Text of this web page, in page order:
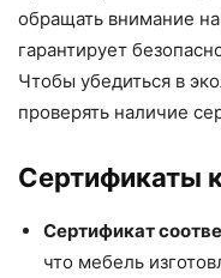
обращать внимание
гарантирует
Чтобы убедиться в
проверять наличие
Сертификаты
Сертификат
что мебель